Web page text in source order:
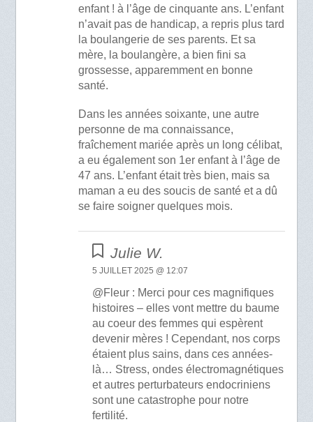
enfant ! à l’âge de cinquante ans. L’enfant
n’avait pas de handicap, a repris plus tard
la boulangerie de ses parents. Et sa
mère, la boulangère, a bien fini sa
grossesse, apparemment en bonne
santé.
Dans les années soixante, une autre
personne de ma connaissance,
fraîchement mariée après un long célibat,
a eu également son 1er enfant à l’âge de
47 ans. L’enfant était très bien, mais sa
maman a eu des soucis de santé et a dû
se faire soigner quelques mois.
Julie W.
5 JUILLET 2025 @ 12:07
@Fleur : Merci pour ces magnifiques
histoires – elles vont mettre du baume
au coeur des femmes qui espèrent
devenir mères ! Cependant, nos corps
étaient plus sains, dans ces années-
là… Stress, ondes électromagnétiques
et autres perturbateurs endocriniens
sont une catastrophe pour notre
fertilité.